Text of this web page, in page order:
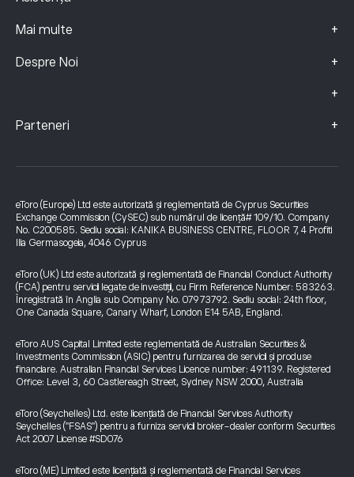
Mai multe +
Despre Noi +
+
Parteneri +
eToro (Europe) Ltd este autorizată și reglementată de Cyprus Securities
Exchange Commission (CySEC) sub numărul de licență# 109/10. Company
No. C200585. Sediu social: KANIKA BUSINESS CENTRE, FLOOR 7, 4 Profiti
Ilia Germasogeia, 4046 Cyprus
eToro (UK) Ltd este autorizată și reglementată de Financial Conduct Authority
(FCA) pentru servicii legate de investiții, cu Firm Reference Number: 583263.
Înregistrată în Anglia sub Company No. 07973792. Sediu social: 24th floor,
One Canada Square, Canary Wharf, London E14 5AB, England.
eToro AUS Capital Limited este reglementată de Australian Securities &
Investments Commission (ASIC) pentru furnizarea de servicii și produse
financiare. Australian Financial Services Licence number: 491139. Registered
Office: Level 3, 60 Castlereagh Street, Sydney NSW 2000, Australia
eToro (Seychelles) Ltd. este licențiată de Financial Services Authority
Seychelles ("FSAS") pentru a furniza servicii broker-dealer conform Securities
Act 2007 License #SD076
eToro (ME) Limited este licențiată și reglementată de Financial Services